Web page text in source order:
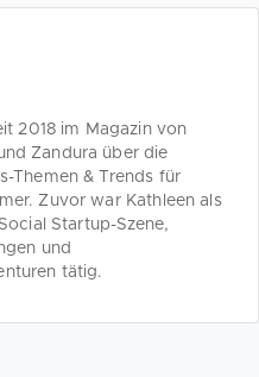
2018 im Magazin von
Zandura über die
Themen & Trends für
Zuvor war Kathleen als
Startup-Szene,
und
tätig.